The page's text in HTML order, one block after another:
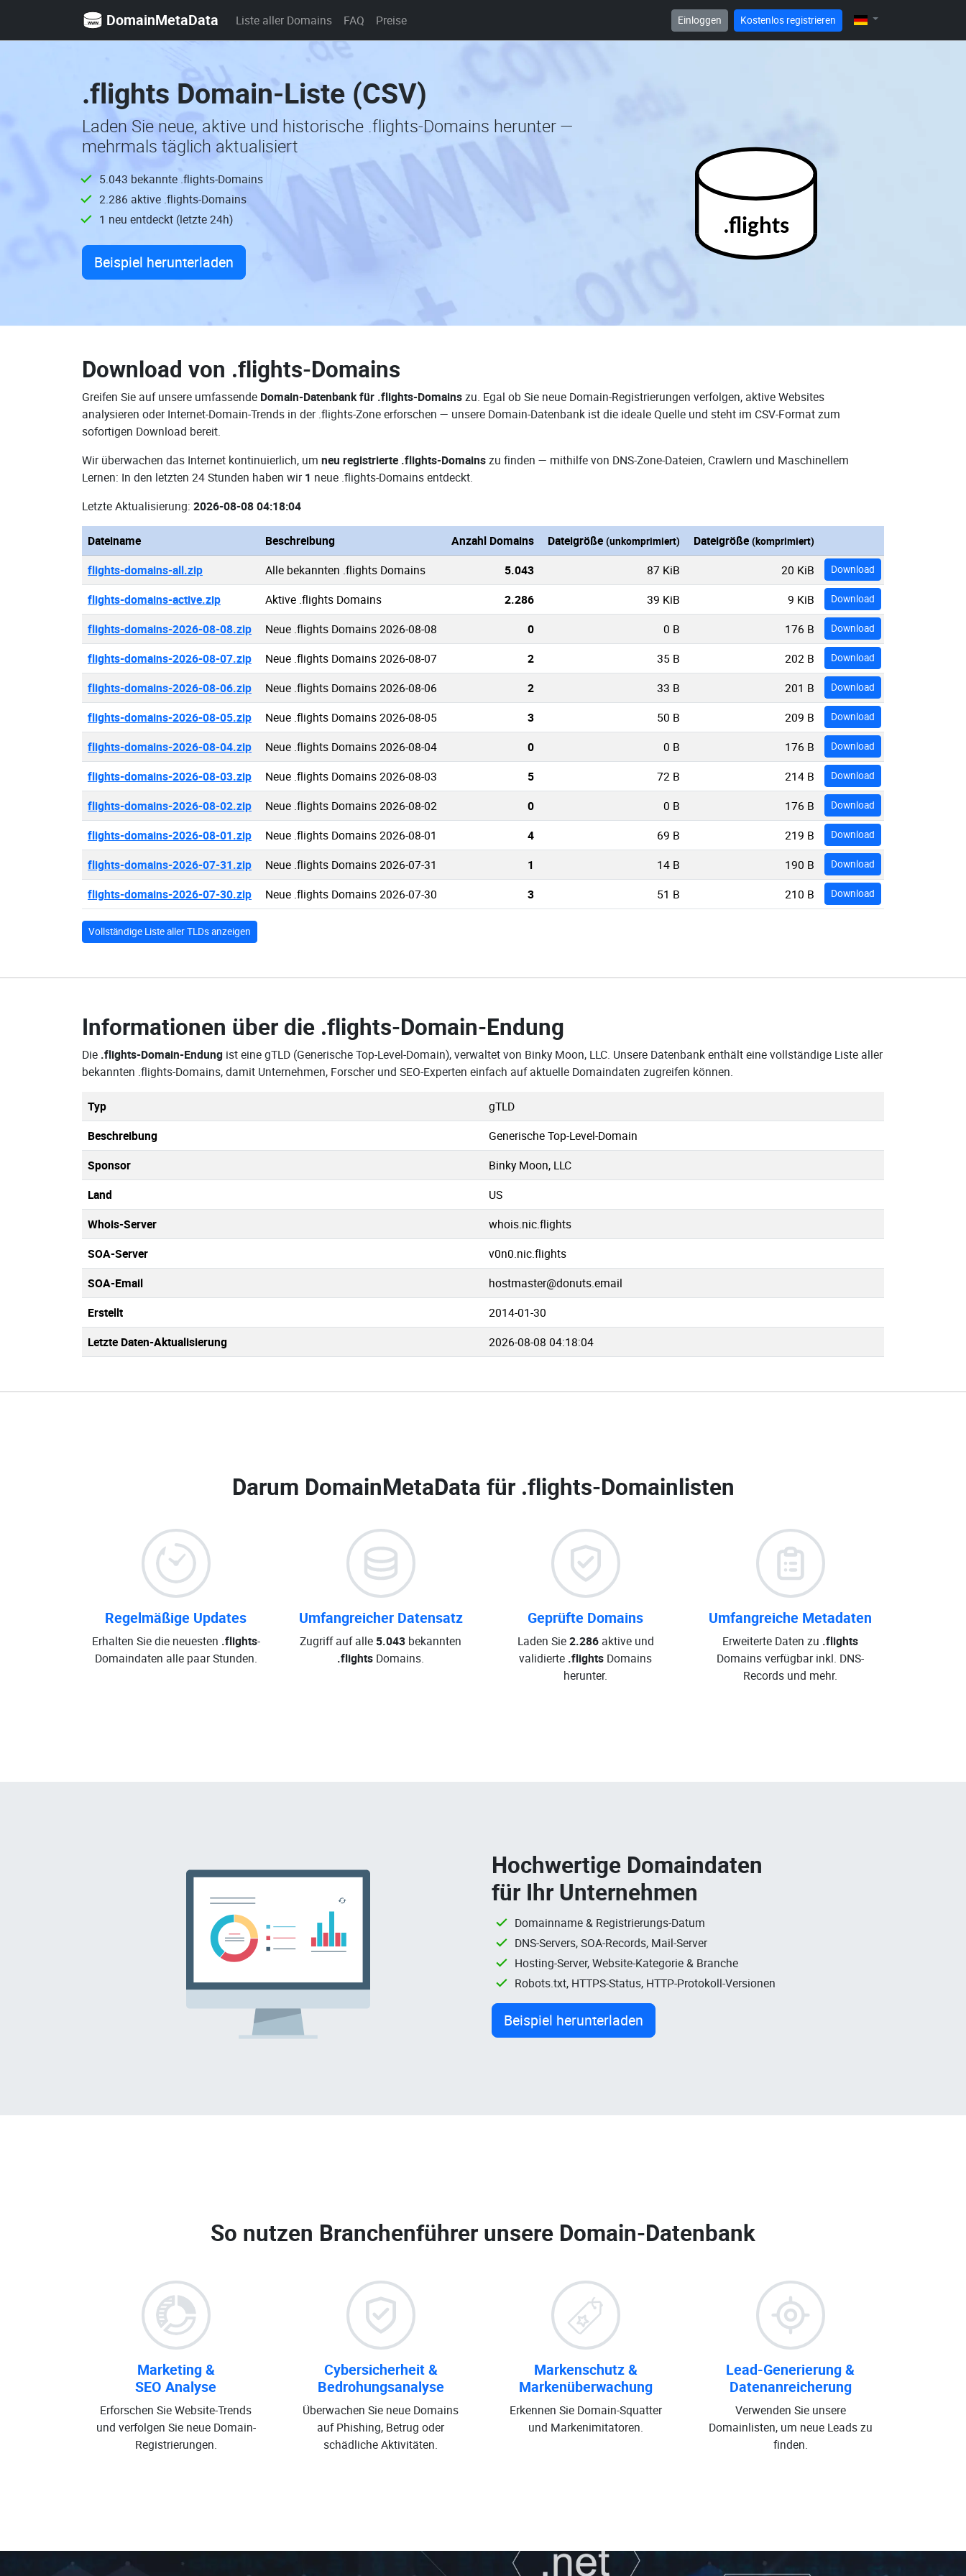
DomainMetaData Liste aller Domains FAQ Preise Einloggen Kostenlos registrieren
.flights Domain-Liste (CSV)
Laden Sie neue, aktive und historische .flights-Domains herunter —
mehrmals täglich aktualisiert
5.043 bekannte .flights-Domains
2.286 aktive .flights-Domains
1 neu entdeckt (letzte 24h)
Beispiel herunterladen
.flights
Download von .flights-Domains
Greifen Sie auf unsere umfassende Domain-Datenbank für .flights-Domainszu. Egal ob Sie neue Domain-Registrierungen verfolgen, aktive Websites
analysieren oder Internet-Domain-Trends in der .flights-Zone erforschen — unsere Domain-Datenbank ist die ideale Quelle und steht im CSV-Format zum
sofortigen Download bereit.
Wir überwachen das Internet kontinuierlich, um neu registrierte .flights-Domainszu finden — mithilfe von DNS-Zone-Dateien, Crawlern und Maschinellem
Lernen: In den letzten 24 Stunden haben wir 1 neue .flights-Domains entdeckt.
Letzte Aktualisierung: 2026-08-08 04:18:04
Dateiname Beschreibung Anzahl Domains Dateigröße (unkomprimiert) Dateigröße (komprimiert)
flights-domains-all.zip Alle bekannten .flights Domains 5.043 87 KiB 20 KiB Download
flights-domains-active.zip Aktive .flights Domains 2.286 39 KiB 9 KiB Download
flights-domains-2026-08-08.zip Neue .flights Domains 2026-08-08 0 0 B 176 B Download
flights-domains-2026-08-07.zip Neue .flights Domains 2026-08-07 2 35 B 202 B Download
flights-domains-2026-08-06.zip Neue .flights Domains 2026-08-06 2 33 B 201 B Download
flights-domains-2026-08-05.zip Neue .flights Domains 2026-08-05 3 50 B 209 B Download
flights-domains-2026-08-04.zip Neue .flights Domains 2026-08-04 0 0 B 176 B Download
flights-domains-2026-08-03.zip Neue .flights Domains 2026-08-03 5 72 B 214 B Download
flights-domains-2026-08-02.zip Neue .flights Domains 2026-08-02 0 0 B 176 B Download
flights-domains-2026-08-01.zip Neue .flights Domains 2026-08-01 4 69 B 219 B Download
flights-domains-2026-07-31.zip Neue .flights Domains 2026-07-31 1 14 B 190 B Download
flights-domains-2026-07-30.zip Neue .flights Domains 2026-07-30 3 51 B 210 B Download
Vollständige Liste aller TLDs anzeigen
Informationen über die .flights-Domain-Endung
Die .flights-Domain-Endung ist eine gTLD (Generische Top-Level-Domain), verwaltet von Binky Moon, LLC. Unsere Datenbank enthält eine vollständige Liste aller
bekannten .flights-Domains, damit Unternehmen, Forscher und SEO-Experten einfach auf aktuelle Domaindaten zugreifen können.
Typ
gTLD
Beschreibung
Generische Top-Level-Domain
Sponsor
Binky Moon, LLC
Land
US
Whois-Server
whois.nic.flights
SOA-Server
v0n0.nic.flights
SOA-Email
hostmaster@donuts.email
Erstellt
2014-01-30
Letzte Daten-Aktualisierung
2026-08-08 04:18:04
Darum DomainMetaData für .flights-Domainlisten
Regelmäßige Updates
Erhalten Sie die neuesten .flights-
Domaindaten alle paar Stunden.
Umfangreicher Datensatz
Zugriff auf alle 5.043 bekannten
.flights Domains.
Geprüfte Domains
Laden Sie2.286aktive und
validierte .flights Domains
herunter.
Umfangreiche Metadaten
Erweiterte Daten zu .flights
Domains verfügbar inkl. DNS-
Records und mehr.
Hochwertige Domaindaten
für Ihr Unternehmen
Domainname & Registrierungs-Datum
DNS-Servers, SOA-Records, Mail-Server
Hosting-Server, Website-Kategorie & Branche
Robots.txt, HTTPS-Status, HTTP-Protokoll-Versionen
Beispiel herunterladen
So nutzen Branchenführer unsere Domain-Datenbank
Marketing &
SEO Analyse
Erforschen Sie Website-Trends
und verfolgen Sie neue Domain-
Registrierungen.
Cybersicherheit &
Bedrohungsanalyse
Überwachen Sie neue Domains
auf Phishing, Betrug oder
schädliche Aktivitäten.
Markenschutz &
Markenüberwachung
Erkennen Sie Domain-Squatter
und Markenimitatoren.
Lead-Generierung &
Datenanreicherung
Verwenden Sie unsere
Domainlisten, um neue Leads zu
finden.